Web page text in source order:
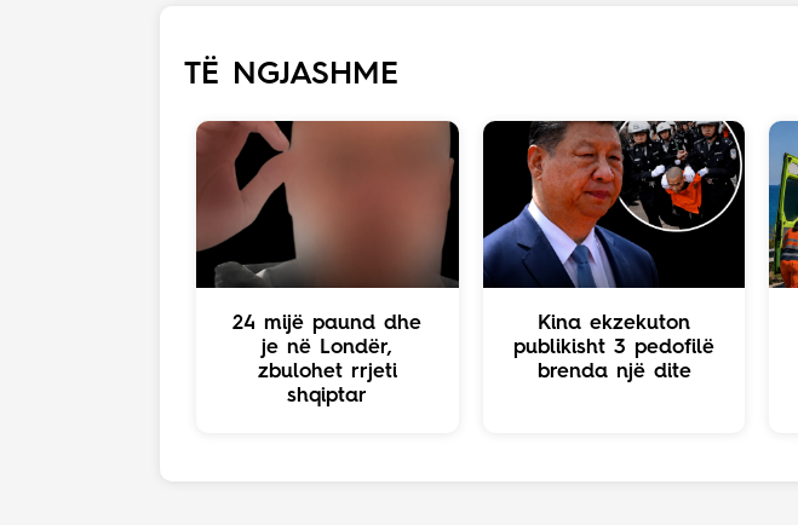
TË NGJASHME
24 mijë paund dhe
je në Londër,
zbulohet rrjeti
shqiptar
Kina ekzekuton
publikisht 3 pedofilë
brenda një dite